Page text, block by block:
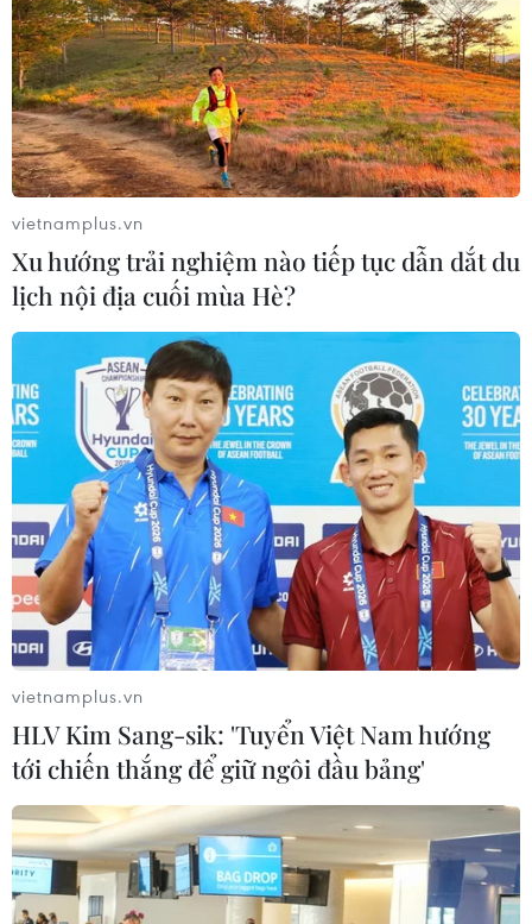
TIN CÙNG CHUYÊN MỤC
Thưởng vượt kế hoạch: động lực còn
thiếu cho doanh nghiệp dẫn dắt
07/08/2026 04:01
Hãng BMW bắt đầu sản xuất hàng
loạt mẫu xe thuần điện “thế hệ mới”
Tiêu chí mới phân loại doanh nghiệp
để thực hiện cơ cấu lại vốn nhà nước
06/08/2026 15:08
vietnamplus.vn
Xu hướng trải nghiệm nào tiếp tục dẫn dắt du
lịch nội địa cuối mùa Hè?
vietnamplus.vn
HLV Kim Sang-sik: 'Tuyển Việt Nam hướng
tới chiến thắng để giữ ngôi đầu bảng'